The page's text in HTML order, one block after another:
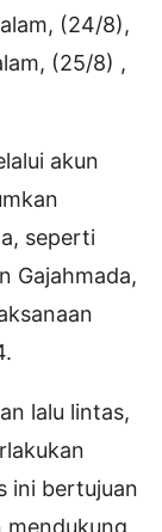
(24/8),
(25/8) ,
akun
seperti
Gajahmada,
lalu lintas,
ini bertujuan
mendukung